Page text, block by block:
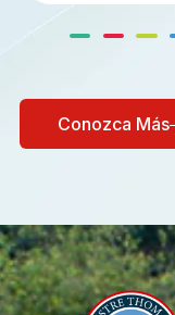
Conozca Más